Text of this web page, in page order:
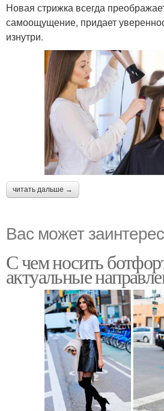
Новая стрижка всегда
самоощущение, придает
изнутри.
читать дальше →
Вас может
С чем носить
актуальные